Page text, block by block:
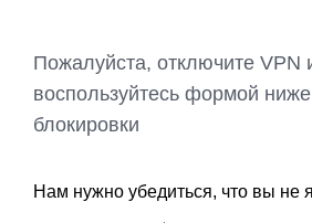
Пожалуйста, отключите VPN
воспользуйтесь формой
блокировки
Нам нужно убедиться, что вы не